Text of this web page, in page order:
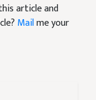
article and
Mailme your